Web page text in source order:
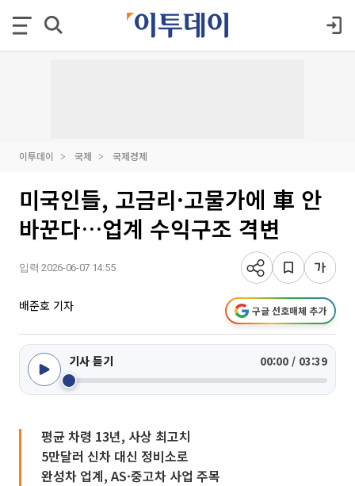
이투데이 국제 국제경제
미국인들, 고금리·고물가에 車 안
바꾼다…업계 수익구조 격변
입력 2026-06-07 14:55
배준호 기자 구글 선호매체 추가
기사 듣기 00:00 / 03:39
평균 차령 13년, 사상 최고치
5만달러 신차 대신 정비소로
완성차 업계, AS·중고차 사업 주목